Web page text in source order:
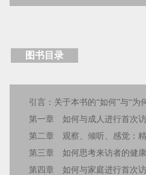
图书目录
引言：关于本书的“如何”与“为
第一章 如何与成人进行首次
第二章 观察、倾听、感觉：
第三章 如何思考来访者的健
第四章 如何与家庭进行首次